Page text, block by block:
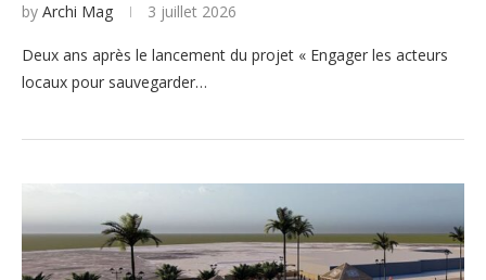
by Archi Mag 3 juillet 2026
Deux ans après le lancement du projet « Engager les acteurs
locaux pour sauvegarder…